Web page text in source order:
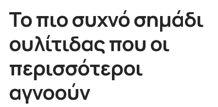
Το πιο συχνό σημάδι
ουλίτιδας που οι
περισσότεροι
αγνοούν